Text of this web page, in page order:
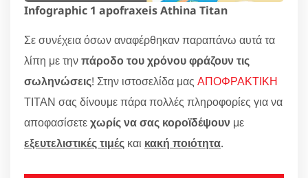
Infographic 1 apofraxeis Athina Titan
Σε συνέχεια όσων αναφέρθηκαν παραπάνω αυτά τα
λίπη με τηνπάροδο του χρόνου φράζουν τις
σωληνώσεις! Στην ιστοσελίδα μας ΑΠΟΦΡΑΚΤΙΚΗ
ΤΙΤΑΝ σας δίνουμε πάρα πολλές πληροφορίες για να
αποφασίσετεχωρίς να σας κοροϊδέψουν με
εξευτελιστικές τιμές και κακή ποιότητα.